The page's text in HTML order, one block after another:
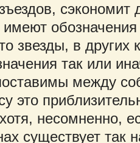
сэкономит
звезды, в
так или
между
это
несомненно,
существует так